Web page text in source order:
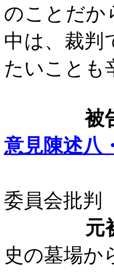
のことだか
中は、裁判
たいことも
被
意見陳述八
委員会批判
元
史の墓場か